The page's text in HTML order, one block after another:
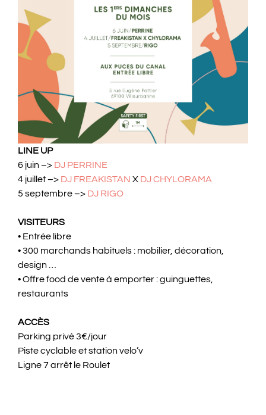
LINE UP
6 juin –> DJ PERRINE
4 juillet –> DJ FREAKISTAN X DJ CHYLORAMA
5 septembre –> DJ RIGO
VISITEURS
• Entrée libre
• 300 marchands habituels : mobilier, décoration,
design …
• Offre food de vente à emporter : guinguettes,
restaurants
ACCÈS
Parking privé 3€/jour
Piste cyclable et station velo’v
Ligne 7 arrêt le Roulet